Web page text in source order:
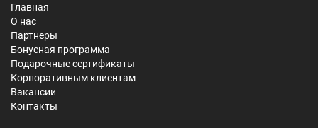
Главная
О нас
Партнеры
Бонусная программа
Подарочные сертификаты
Корпоративным клиентам
Вакансии
Контакты